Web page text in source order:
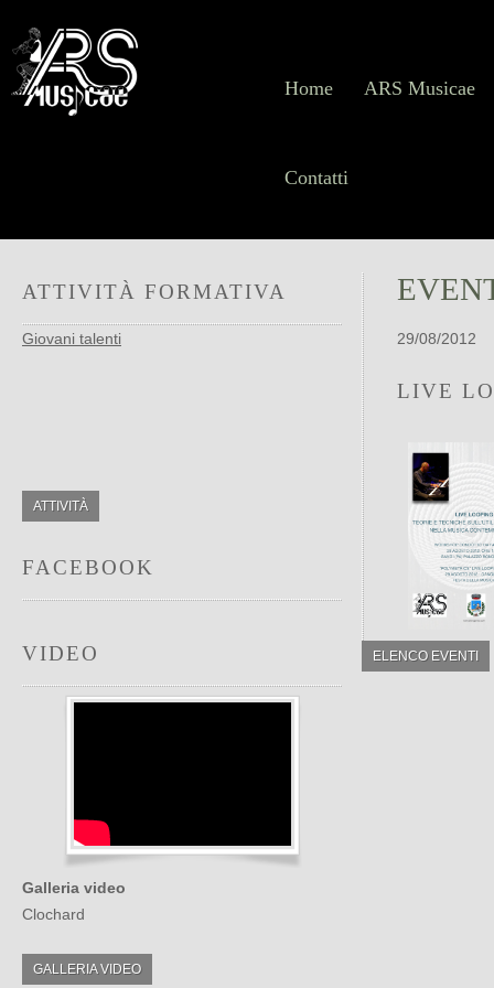
Home ARS Musicae
Contatti
ATTIVITÀ FORMATIVA
Giovani talenti
ATTIVITÀ
FACEBOOK
VIDEO
Galleria video
Clochard
GALLERIA VIDEO
29/08/2012
LIVE
ELENCO EVENTI